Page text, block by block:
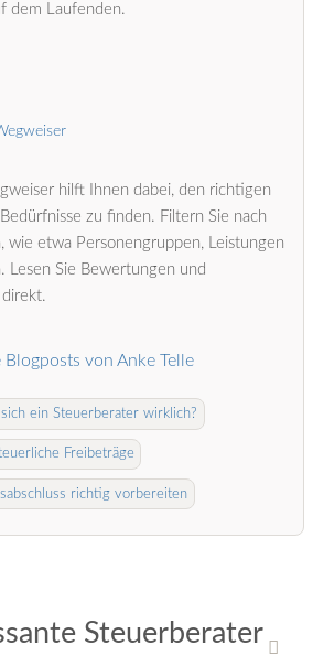
Steuerberater
dem Laufenden.
hilft Ihnen dabei, den richtigen
zu finden. Filtern Sie nach
wie etwa Personengruppen, Leistungen
Lesen Sie Bewertungen und
Blogposts von Anke Telle
ein Steuerberater wirklich?
Freibeträge
richtig vorbereiten